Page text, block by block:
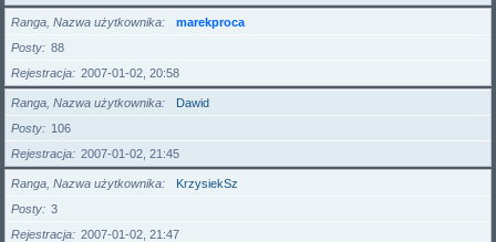
Ranga, Nazwa użytkownika
marekproca
Posty
88
Rejestracja
2007-01-02, 20:58
Ranga, Nazwa użytkownika
Dawid
Posty
106
Rejestracja
2007-01-02, 21:45
Ranga, Nazwa użytkownika
KrzysiekSz
Posty
3
Rejestracja
2007-01-02, 21:47